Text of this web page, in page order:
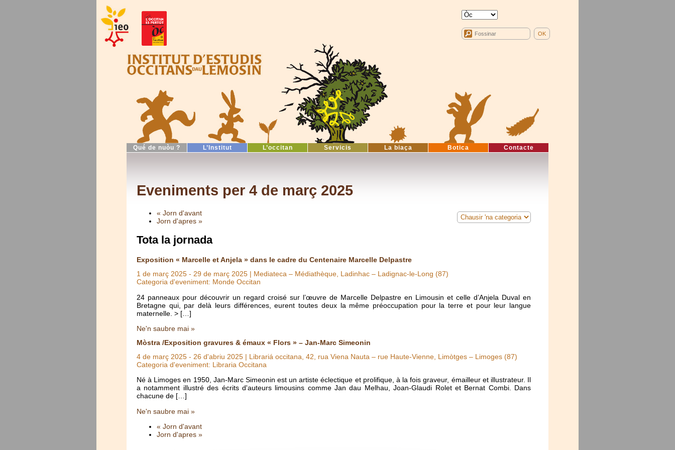
Qué de nuòu ? L’Institut L’occitan Servicis La biaça Botica Contacte
Eveniments per 4 de març 2025
« Jorn d'avant
Jorn d'apres »
Tota la jornada
Exposition « Marcelle et Anjela » dans le cadre du Centenaire Marcelle Delpastre
1 de març 2025 - 29 de març 2025 | Mediateca – Médiathèque, Ladinhac – Ladignac-le-Long (87)
Categoria d'eveniment: Monde Occitan
24 panneaux pour découvrir un regard croisé sur l’œuvre de Marcelle Delpastre en Limousin et celle d’Anjela Duval en
Bretagne qui, par delà leurs différences, eurent toutes deux la même préoccupation pour la terre et pour leur langue
maternelle. > […]
Ne'n saubre mai »
Mòstra /Exposition gravures & émaux « Flors » – Jan-Marc Simeonin
4 de març 2025 - 26 d'abriu 2025 | Librariá occitana, 42, rua Viena Nauta – rue Haute-Vienne, Limòtges – Limoges (87)
Categoria d'eveniment: Libraria Occitana
Né à Limoges en 1950, Jan-Marc Simeonin est un artiste éclectique et prolifique, à la fois graveur, émailleur et illustrateur. Il
a notamment illustré des écrits d'auteurs limousins comme Jan dau Melhau, Joan-Glaudi Rolet et Bernat Combi. Dans
chacune de […]
Ne'n saubre mai »
« Jorn d'avant
Jorn d'apres »